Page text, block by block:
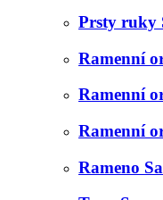
Prsty ruky
Ramenní
Ramenní
Ramenní
Rameno